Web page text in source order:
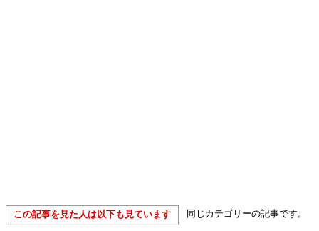
この記事を見た人は以下も見ています 同じカテゴリーの記事です。